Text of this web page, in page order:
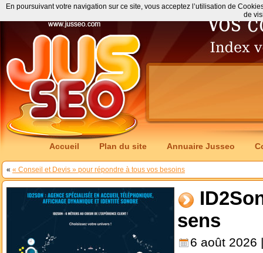
Accueil Plan du site Annuaire Jusseo
« « Conseil et Devis » pour répondre à tous vos besoins
sens
6 août 2026
En poursuivant votre navigation sur ce site, vous acceptez l’utilisation de
de